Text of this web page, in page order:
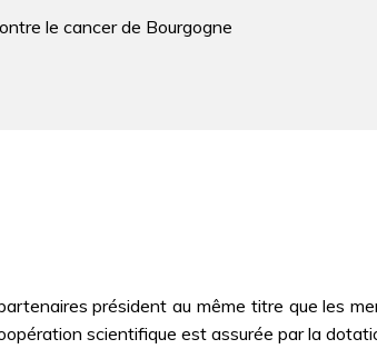
le cancer de Bourgogne
président au même titre que les
scientifique est assurée par la